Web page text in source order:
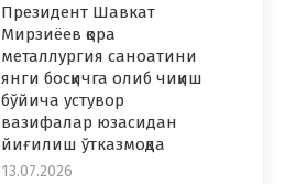
Президент Шавкат
Мирзиёев қора
металлургия саноатини
янги босқичга олиб чиқиш
бўйича устувор
вазифалар юзасидан
йиғилиш ўтказмоқда
13.07.2026